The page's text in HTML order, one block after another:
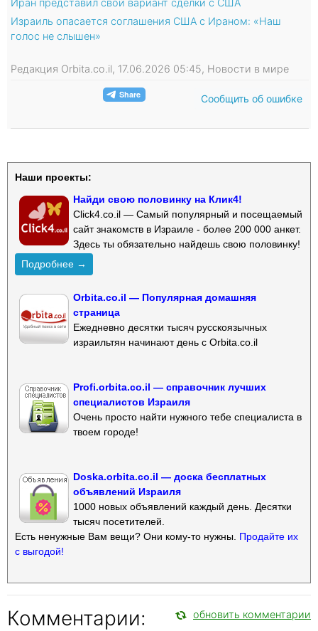
Израиль опасается соглашения США с Ираном: «Наш
голос не слышен»
Редакция Orbita.co.il, 17.06.2026 05:45, Новости в мире
Сообщить об ошибке
Наши проекты:
Найди свою половинку на Клик4!
Click4.co.il — Самый популярный и посещаемый
сайт знакомств в Израиле - более 200 000 анкет.
Здесь ты обязательно найдешь свою половинку!
Подробнее →
Orbita.co.il — Популярная домашняя
страница
Ежедневно десятки тысяч русскоязычных
израильтян начинают день с Orbita.co.il
Profi.orbita.co.il — справочник лучших
специалистов Израиля
Очень просто найти нужного тебе специалиста в
твоем городе!
Doska.orbita.co.il — доска бесплатных
объявлений Израиля
1000 новых объявлений каждый день. Десятки
тысяч посетителей.
Есть ненужные Вам вещи? Они кому-то нужны. Продайте их
с выгодой!
Комментарии: обновить комментарии